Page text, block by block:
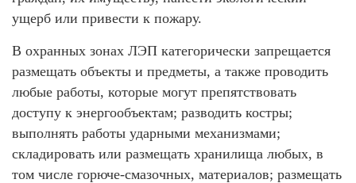
ущерб или привести к пожару.
В охранных зонах ЛЭП категорически запрещается
размещать объекты и предметы, а также проводить
любые работы, которые могут препятствовать
доступу к энергообъектам; разводить костры;
выполнять работы ударными механизмами;
складировать или размещать хранилища любых, в
том числе горюче-смазочных, материалов; размещать